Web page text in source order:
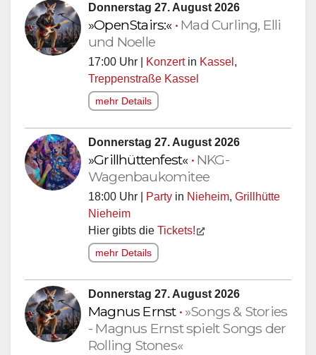
Donnerstag 27. August 2026
»OpenStairs:« • Mad Curling, Elli
und Noelle
17:00 Uhr | Konzertin Kassel ,
Treppenstraße Kassel
mehr Details
Donnerstag 27. August 2026
»Grillhüttenfest« • NKG-
Wagenbaukomitee
18:00 Uhr | Party in Nieheim, Grillhütte
Nieheim
Hier gibts die Tickets!
mehr Details
Donnerstag 27. August 2026
Magnus Ernst • »Songs & Stories
- Magnus Ernst spielt Songs der
Rolling Stones«